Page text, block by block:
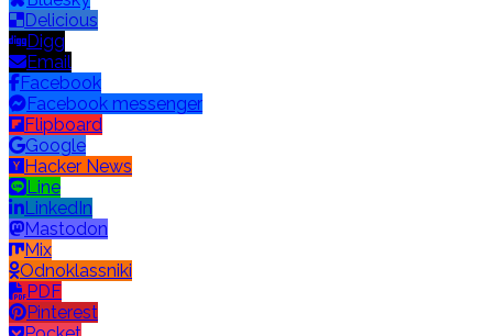
Delicious
Digg
Email
Facebook
Facebook messenger
Flipboard
Google
Hacker News
Line
LinkedIn
Mastodon
Mix
Odnoklassniki
PDF
Pinterest